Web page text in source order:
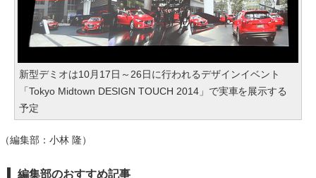
新型デミオは10月17日～26日に行われるデザインイベント
「Tokyo Midtown DESIGN TOUCH 2014」で実車を展示する
予定
（編集部：小林 隆）
編集部のおすすめ記事